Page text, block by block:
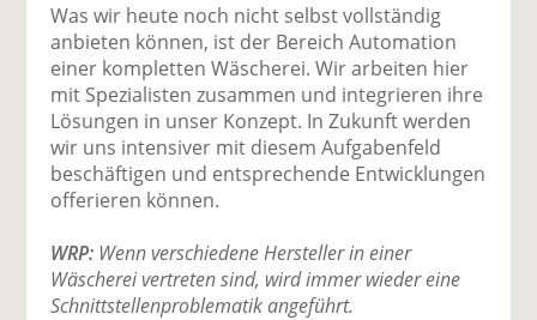
Was wir heute noch nicht selbst vollständig
anbieten können, ist der Bereich Automation
einer kompletten Wäscherei. Wir arbeiten hier
mit Spezialisten zusammen und integrieren ihre
Lösungen in unser Konzept. In Zukunft werden
wir uns intensiver mit diesem Aufgabenfeld
beschäftigen und entsprechende Entwicklungen
offerieren können.
WRP: Wenn verschiedene Hersteller in einer
Wäscherei vertreten sind, wird immer wieder eine
Schnittstellenproblematik angeführt.